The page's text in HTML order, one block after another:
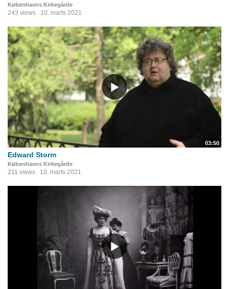
Københavns Kirkegårde
243 views 10. marts 2021
03:50
Edward Storm
Københavns Kirkegårde
211 views 10. marts 2021